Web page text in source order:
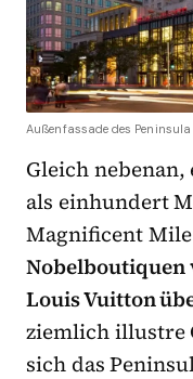
Außenfassade des
Gleich
als einhundert
Magnificent
Nobelboutiquen
Louis Vuitton
ziemlich illustre
sich das